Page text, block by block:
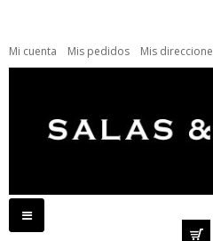
Mi cuenta Mis pedidos Mis
Navegación
Toggle